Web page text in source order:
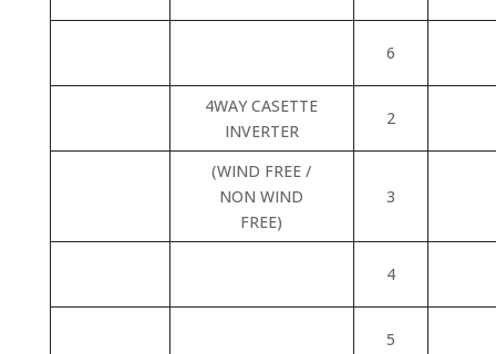
6
4WAY CASETTE
INVERTER
2
(WIND FREE /
NON WIND
FREE)
3
4
5